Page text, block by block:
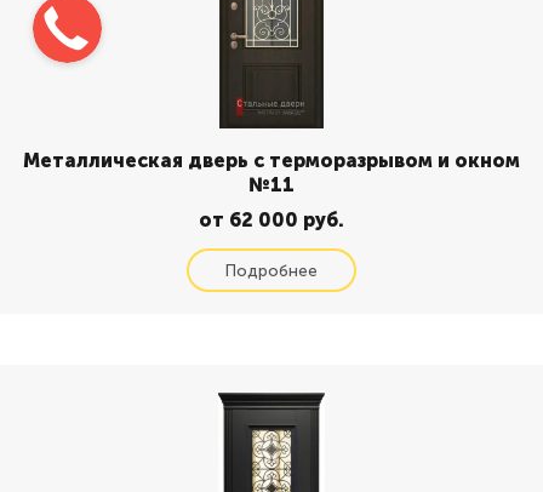
Металлическая дверь с терморазрывом и окном
№11
от 62 000 руб.